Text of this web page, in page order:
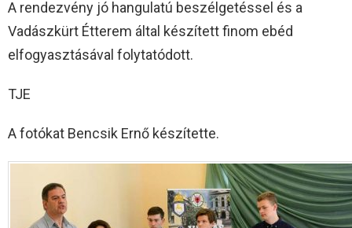
A rendezvény jó hangulatú beszélgetéssel és a
Vadászkürt Étterem által készített finom ebéd
elfogyasztásával folytatódott.
TJE
A fotókat Bencsik Ernő készítette.